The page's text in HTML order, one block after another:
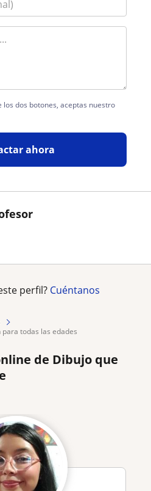
dos botones, aceptas nuestro
ahora
perfil? Cuéntanos
todas las edades
de Dibujo que